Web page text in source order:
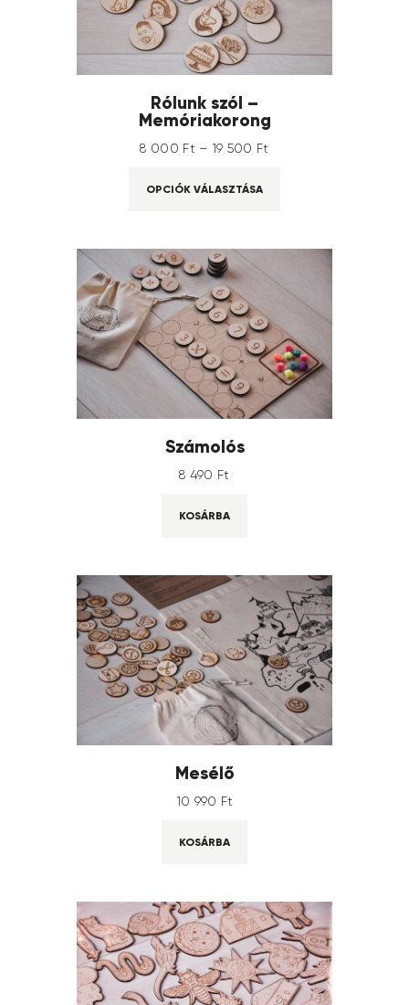
Rólunk szól –
Memóriakorong
8 000 Ft – 19 500 Ft
OPCIÓK VÁLASZTÁSA
Számolós
8 490 Ft
KOSÁRBA
Mesélő
10 990 Ft
KOSÁRBA